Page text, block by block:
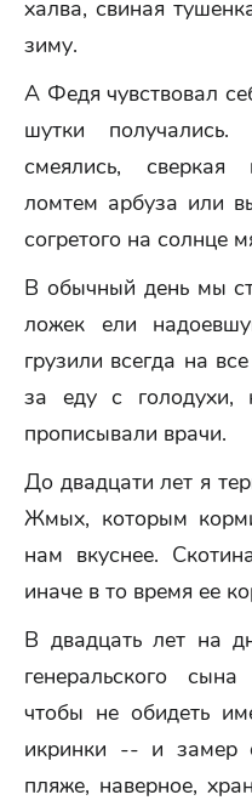
халва, свиная
зиму.
А Федя чувствовал
шутки
смеялись,
ломтем арбуза или
согретого на солнце
В обычный день мы
ложек ели
грузили всегда на
за еду с голодухи,
прописывали врачи.
До двадцати лет я
Жмых, которым
нам вкуснее.
иначе в то время ее
В двадцать лет на
генеральского
чтобы не обидеть
икринки -- и замер
пляже, наверное,